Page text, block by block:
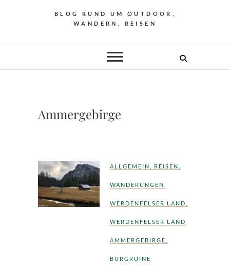
BLOG RUND UM OUTDOOR,
WANDERN, REISEN
Ammergebirge
ALLGEMEIN REISEN
WANDERUNGEN
WERDENFELSER LAND
WERDENFELSER LAND
AMMERGEBIRGE
BURGRUINE